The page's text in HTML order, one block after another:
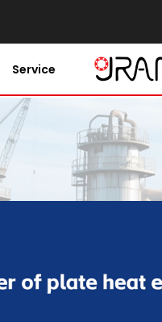
Service